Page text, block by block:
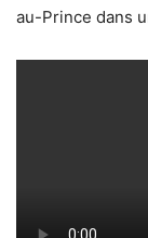
au-Prince dans